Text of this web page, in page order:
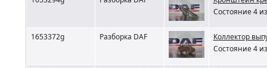
Состояние 4
1653372g Разборка DAF
Коллектор
Состояние 4